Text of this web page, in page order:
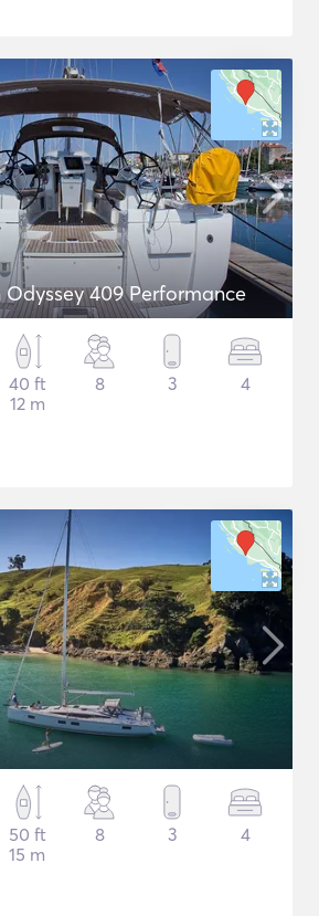
Odyssey 409 Performance
40 ft
12 m
8 3 4
50 ft
15 m
8 3 4